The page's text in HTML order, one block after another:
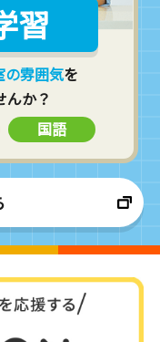
習
の雰囲気を
んか？
国語